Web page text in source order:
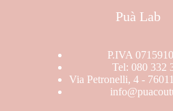
Puà Lab
P.IVA
Tel: 080 332
Via Petronelli, 4 -